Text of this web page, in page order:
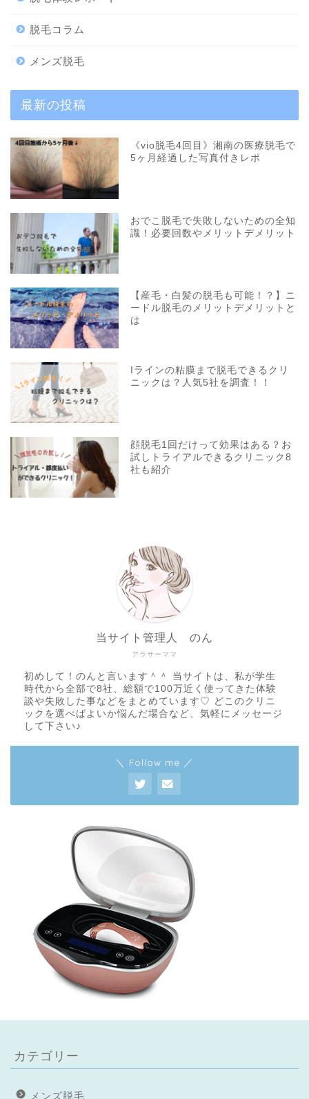
脱毛コラム
メンズ脱毛
最新の投稿
《vio脱毛4回目》湘南の医療脱毛で
5ヶ月経過した写真付きレポ
おでこ脱毛で失敗しないための全知
識！必要回数やメリットデメリット
【産毛・白髪の脱毛も可能！？】ニ
ードル脱毛のメリットデメリットと
は
Iラインの粘膜まで脱毛できるクリ
ニックは？人気5社を調査！！
顔脱毛1回だけって効果はある？お
試しトライアルできるクリニック8
社も紹介
アラサーママ
当サイト管理人 のん
初めして！のんと言います＾＾ 当サイトは、私が学生
時代から全部で8社、総額で100万近く使ってきた体験
談や失敗した事などをまとめています♡ どこのクリニ
ックを選べばよいか悩んだ場合など、気軽にメッセージ
して下さい♪
＼ Follow me ／
カテゴリー
メンズ脱毛